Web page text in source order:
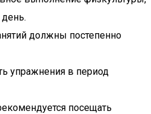
должны постепенно
упражнения в период
посещать